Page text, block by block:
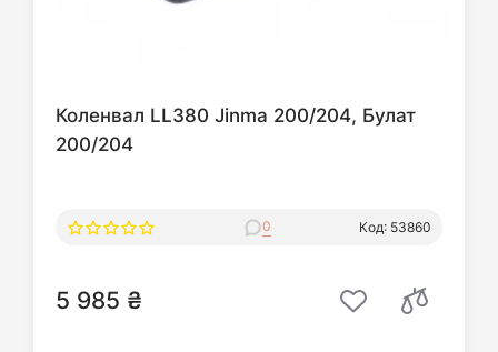
Коленвал LL380 Jinma 200/204, Булат
200/204
0 Код: 53860
5 985 ₴